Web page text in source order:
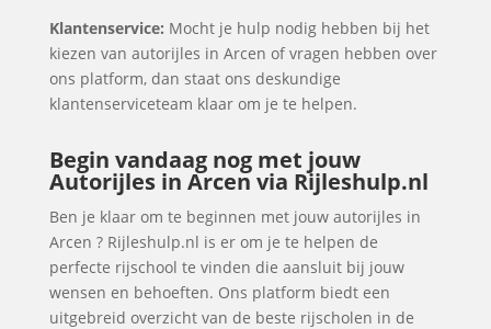
Klantenservice: Mocht je hulp nodig hebben bij het
kiezen van autorijles in Arcen of vragen hebben over
ons platform, dan staat ons deskundige
klantenserviceteam klaar om je te helpen.
Begin vandaag nog met jouw
Autorijles in Arcen via Rijleshulp.nl
Ben je klaar om te beginnen met jouw autorijles in
Arcen ? Rijleshulp.nl is er om je te helpen de
perfecte rijschool te vinden die aansluit bij jouw
wensen en behoeften. Ons platform biedt een
uitgebreid overzicht van de beste rijscholen in de